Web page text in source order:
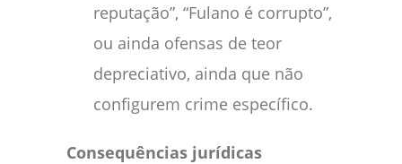
reputação”, “Fulano é corrupto”,
ou ainda ofensas de teor
depreciativo, ainda que não
configurem crime específico.
Consequências jurídicas